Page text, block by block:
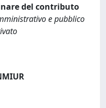
del contributo
e pubblico